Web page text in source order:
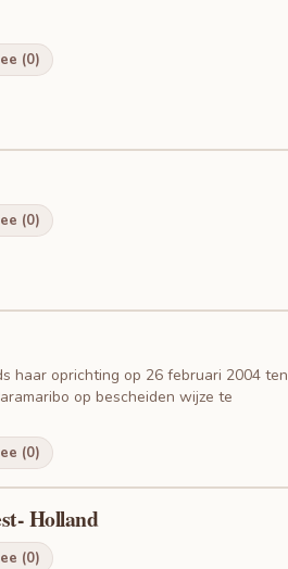
(0)
(0)
haar oprichting op 26 februari 2004 ten
op bescheiden wijze te
(0)
Holland
(0)